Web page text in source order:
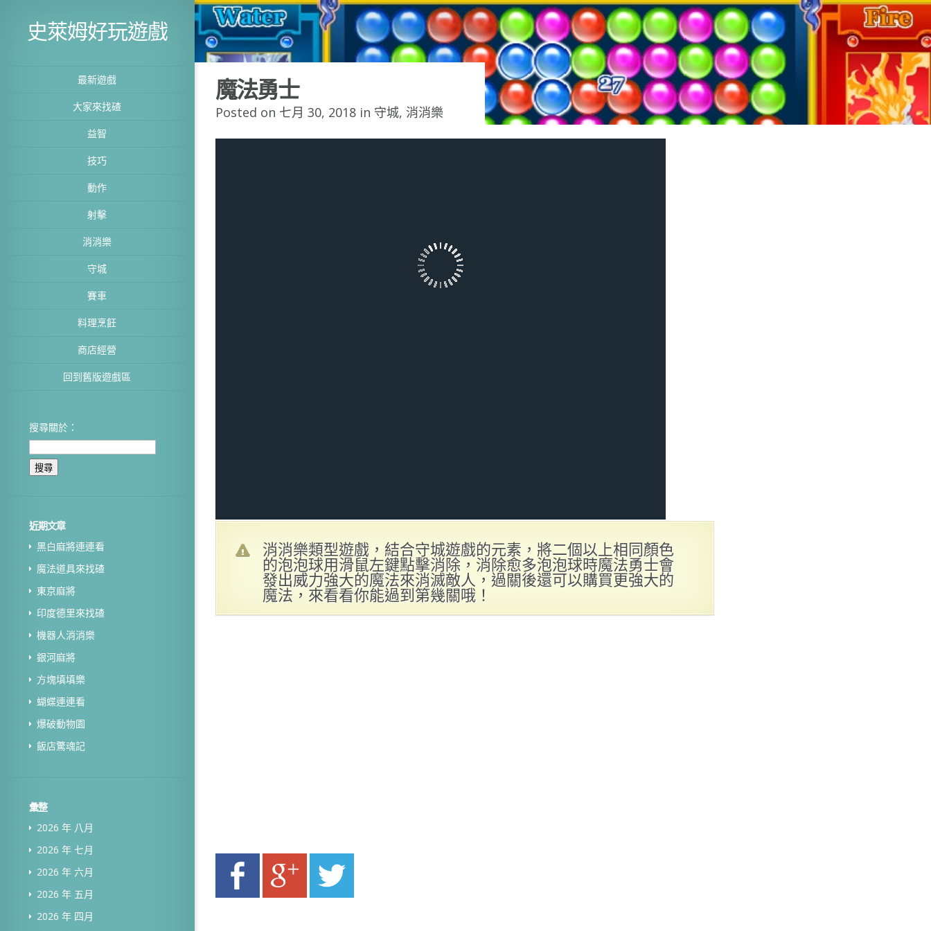
史萊姆好玩遊戲
最新遊戲
大家來找碴
益智
技巧
動作
射擊
消消樂
守城
賽車
料理烹飪
商店經營
回到舊版遊戲區
搜尋關於：
近期文章
黑白麻將連連看
魔法道具來找碴
東京麻將
印度德里來找碴
機器人消消樂
銀河麻將
方塊填填樂
蝴蝶連連看
爆破動物園
飯店驚魂記
彙整
2026 年 八月
2026 年 七月
2026 年 六月
2026 年 五月
2026 年 四月
魔法勇士
Posted on 七月 30, 2018 in 守城, 消消樂
消消樂類型遊戲，結合守城遊戲的元素，將二個以上相同顏色
的泡泡球用滑鼠左鍵點擊消除，消除愈多泡泡球時魔法勇士會
發出威力強大的魔法來消滅敵人，過關後還可以購買更強大的
魔法，來看看你能過到第幾關哦！